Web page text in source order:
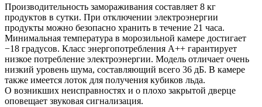
Производительность замораживания составляет 8 кг
продуктов в сутки. При отключении электроэнергии
продукты можно безопасно хранить в течение 21 часа.
Минимальная температура в морозильной камере достигает
−18 градусов. Класс энергопотребления A++ гарантирует
низкое потребление электроэнергии. Модель отличает очень
низкий уровень шума, составляющий всего 36 дБ. В камере
также имеется лоток для получения кубиков льда.
О возникших неисправностях и о плохо закрытой дверце
оповещает звуковая сигнализация.